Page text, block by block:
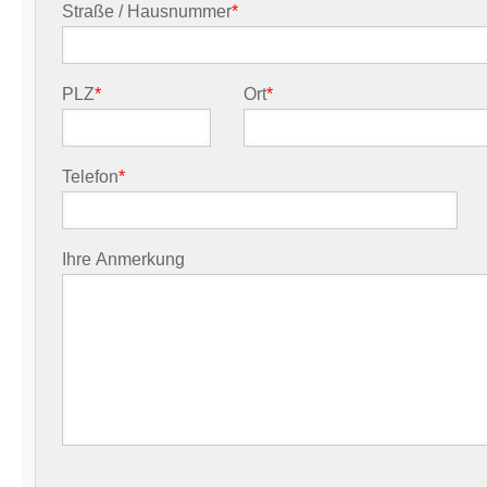
Straße / Hausnummer*
PLZ* Ort*
Telefon*
Ihre Anmerkung